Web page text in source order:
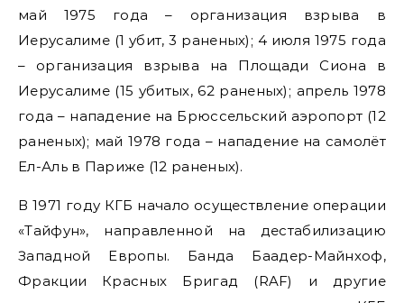
май 1975 года – организация взрыва в
Иерусалиме (1 убит, 3 раненых); 4 июля 1975 года
– организация взрыва на Площади Сиона в
Иерусалиме (15 убитых, 62 раненых); апрель 1978
года – нападение на Брюссельский аэропорт (12
раненых); май 1978 года – нападение на самолёт
Ел-Аль в Париже (12 раненых).
В 1971 году КГБ начало осуществление операции
«Тайфун», направленной на дестабилизацию
Западной Европы. Банда Баадер-Майнхоф,
Фракции Красных Бригад (RAF) и другие